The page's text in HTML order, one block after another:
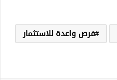
فرص واعدة للاستثمار